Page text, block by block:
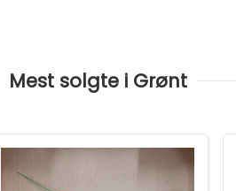
Mest solgte i Grønt